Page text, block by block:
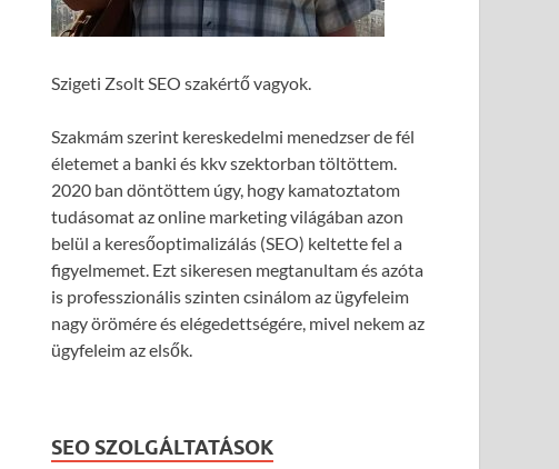
Szigeti Zsolt SEO szakértő vagyok.
Szakmám szerint kereskedelmi menedzser de fél
életemet a banki és kkv szektorban töltöttem.
2020 ban döntöttem úgy, hogy kamatoztatom
tudásomat az online marketing világában azon
belül a keresőoptimalizálás (SEO) keltette fel a
figyelmemet. Ezt sikeresen megtanultam és azóta
is professzionális szinten csinálom az ügyfeleim
nagy örömére és elégedettségére, mivel nekem az
ügyfeleim az elsők.
SEO SZOLGÁLTATÁSOK